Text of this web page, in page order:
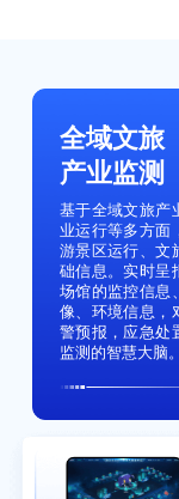
全域文旅
产业监测
基于全域文旅产
业运行等多方面
游景区运行、文
础信息。实时呈
场馆的监控信息
像、环境信息，
警预报，应急处
监测的智慧大脑。